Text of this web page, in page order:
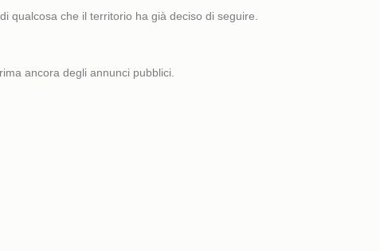
qualcosa che il territorio ha già deciso di seguire.
ancora degli annunci pubblici.